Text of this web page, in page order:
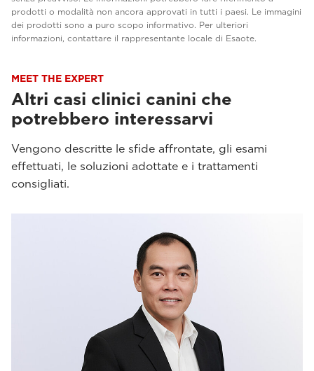
prodotti o modalità non ancora approvati in tutti i paesi. Le immagini
dei prodotti sono a puro scopo informativo. Per ulteriori
informazioni, contattare il rappresentante locale di Esaote.
MEET THE EXPERT
Altri casi clinici canini che
potrebbero interessarvi
Vengono descritte le sfide affrontate, gli esami
effettuati, le soluzioni adottate e i trattamenti
consigliati.